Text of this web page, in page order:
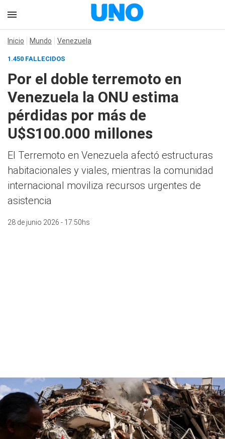
Inicio Mundo Venezuela
1.450 FALLECIDOS
Por el doble terremoto en
Venezuela la ONU estima
pérdidas por más de
U$S100.000 millones
El Terremoto en Venezuela afectó estructuras
habitacionales y viales, mientras la comunidad
internacional moviliza recursos urgentes de
asistencia
28 de junio 2026 - 17:50hs